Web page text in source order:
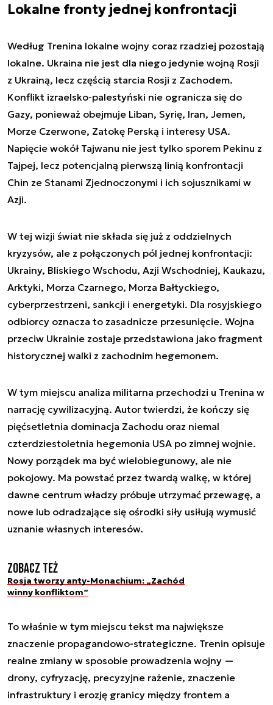
Lokalne fronty jednej konfrontacji
Według Trenina lokalne wojny coraz rzadziej pozostają
lokalne. Ukraina nie jest dla niego jedynie wojną Rosji
z Ukrainą, lecz częścią starcia Rosji z Zachodem.
Konflikt izraelsko-palestyński nie ogranicza się do
Gazy, ponieważ obejmuje Liban, Syrię, Iran, Jemen,
Morze Czerwone, Zatokę Perską i interesy USA.
Napięcie wokół Tajwanu nie jest tylko sporem Pekinu z
Tajpej, lecz potencjalną pierwszą linią konfrontacji
Chin ze Stanami Zjednoczonymi i ich sojusznikami w
Azji.
W tej wizji świat nie składa się już z oddzielnych
kryzysów, ale z połączonych pól jednej konfrontacji:
Ukrainy, Bliskiego Wschodu, Azji Wschodniej, Kaukazu,
Arktyki, Morza Czarnego, Morza Bałtyckiego,
cyberprzestrzeni, sankcji i energetyki. Dla rosyjskiego
odbiorcy oznacza to zasadnicze przesunięcie. Wojna
przeciw Ukrainie zostaje przedstawiona jako fragment
historycznej walki z zachodnim hegemonem.
W tym miejscu analiza militarna przechodzi u Trenina w
narrację cywilizacyjną. Autor twierdzi, że kończy się
pięćsetletnia dominacja Zachodu oraz niemal
czterdziestoletnia hegemonia USA po zimnej wojnie.
Nowy porządek ma być wielobiegunowy, ale nie
pokojowy. Ma powstać przez twardą walkę, w której
dawne centrum władzy próbuje utrzymać przewagę, a
nowe lub odradzające się ośrodki siły usiłują wymusić
uznanie własnych interesów.
Zobacz też
Rosja tworzy anty-Monachium: „Zachód
winny konfliktom”
To właśnie w tym miejscu tekst ma największe
znaczenie propagandowo-strategiczne. Trenin opisuje
realne zmiany w sposobie prowadzenia wojny —
drony, cyfryzację, precyzyjne rażenie, znaczenie
infrastruktury i erozję granicy między frontem a